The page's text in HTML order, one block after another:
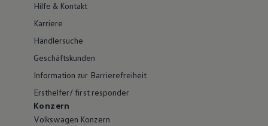
Hilfe & Kontakt
Karriere
Händlersuche
Geschäftskunden
Information zur Barrierefreiheit
Ersthelfer/ first responder
Konzern
Volkswagen Konzern